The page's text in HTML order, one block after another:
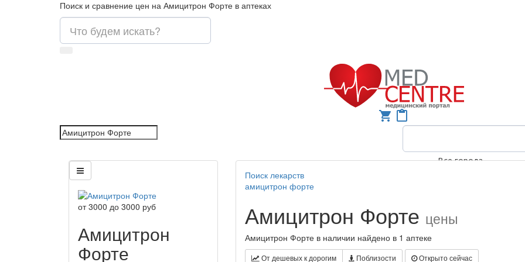
Поиск и сравнение цен на Амицитрон Форте в аптеках
shopping_cart content_paste
Все города
от3000 до 3000 руб
Амицитрон
Форте
Поиск лекарств
амицитрон форте
Амицитрон Форте цены
Амицитрон Форте в наличии найдено в 1 аптеке
От дешевых к дорогим Поблизости Открыто сейчас